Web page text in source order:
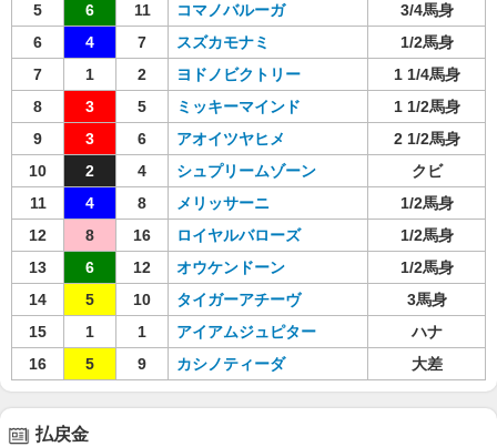
5
6 11 コマノバルーガ
3/4馬身
6
4 7 スズカモナミ
1/2馬身
7
1 2 ヨドノビクトリー
1 1/4馬身
8
3 5 ミッキーマインド
1 1/2馬身
9
3 6 アオイツヤヒメ
2 1/2馬身
10
2 4 シュプリームゾーン
クビ
11
4 8 メリッサーニ
1/2馬身
12
8 16 ロイヤルバローズ
1/2馬身
13
6 12 オウケンドーン
1/2馬身
14
5 10 タイガーアチーヴ
3馬身
15
1 1 アイアムジュピター
ハナ
16
5 9 カシノティーダ 大差
払戻金